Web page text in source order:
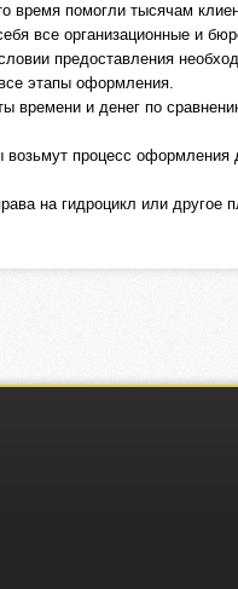
время помогли тысячам
все организационные и
предоставления
этапы оформления.
времени и денег по
процесс
на гидроцикл или другое